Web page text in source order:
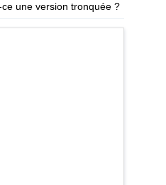
une version tronquée ?